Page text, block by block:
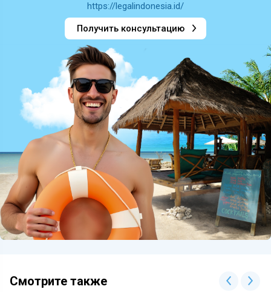
https://legalindonesia.id/
Получить консультацию
Смотрите также